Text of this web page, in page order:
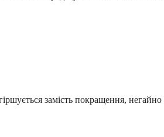
замість покращення,